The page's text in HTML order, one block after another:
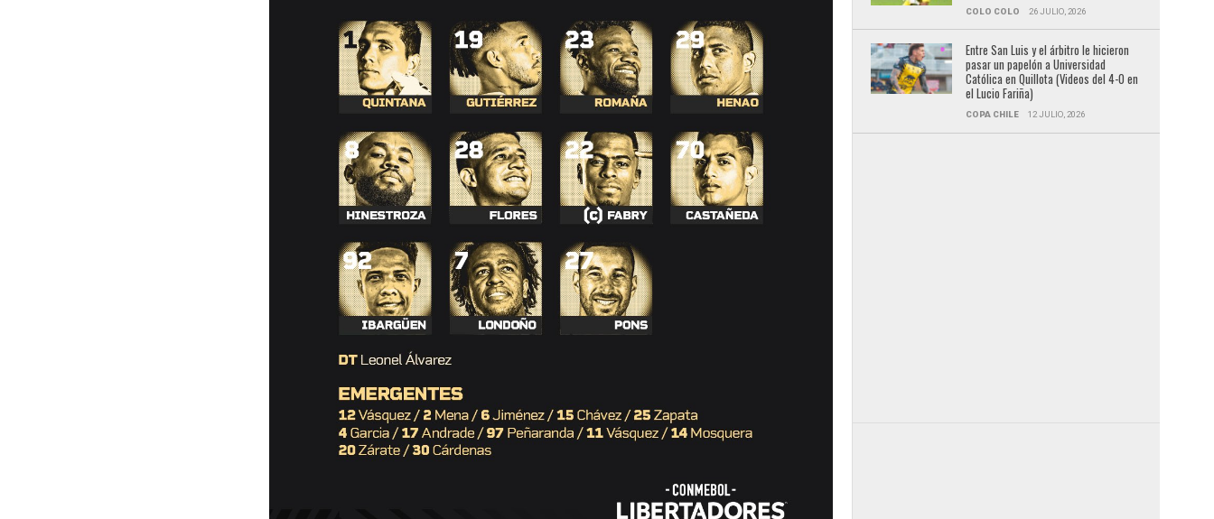
COLO COLO 26 JULIO, 2026
Entre San Luis y el árbitro le hicieron
pasar un papelón a Universidad
Católica en Quillota (Videos del 4-0 en
el Lucio Fariña)
COPA CHILE 12 JULIO, 2026